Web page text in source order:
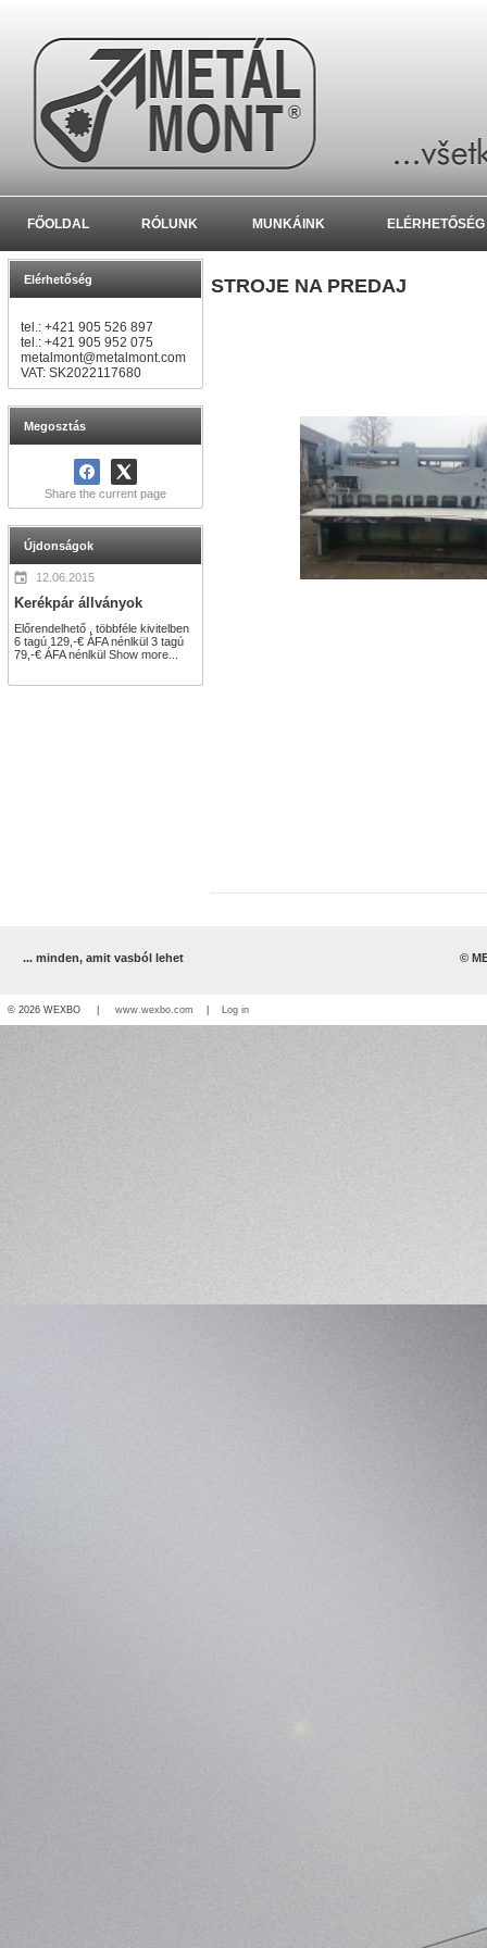
FŐOLDAL RÓLUNK MUNKÁINK ELÉRHETŐSÉG
Elérhetőség
tel.: +421 905 526 897
tel.: +421 905 952 075
metalmont@metalmont.com
VAT: SK2022117680
Megosztás
Share the current page
Újdonságok
12.06.2015
Kerékpár állványok
Előrendelhető , többféle kivitelben
6 tagú 129,-€ ÁFA nénlkül 3 tagú
79,-€ ÁFA nénlkül Show more...
STROJE NA PREDAJ
... minden, amit vasból lehet ©
© 2026 WEXBO | www.wexbo.com Log in